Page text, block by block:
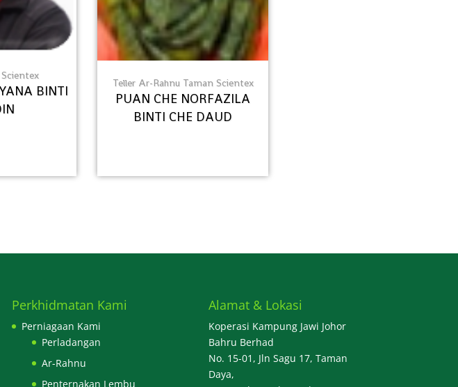
BINTI
Teller Ar-Rahnu Taman Scientex
PUAN CHE NORFAZILA
BINTI CHE DAUD
Perkhidmatan Kami
Perniagaan Kami
Perladangan
Ar-Rahnu
Penternakan Lembu
Alamat & Lokasi
Koperasi Kampung Jawi Johor
Bahru Berhad
No. 15-01, Jln Sagu 17, Taman
Daya,